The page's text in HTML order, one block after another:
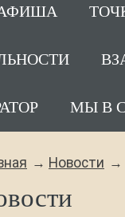
МЫ В
Новости